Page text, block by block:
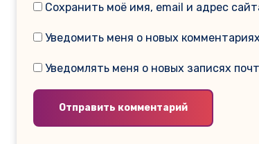
Сохранить моё имя, email и адрес
Уведомить меня о новых
Уведомлять меня о новых записях